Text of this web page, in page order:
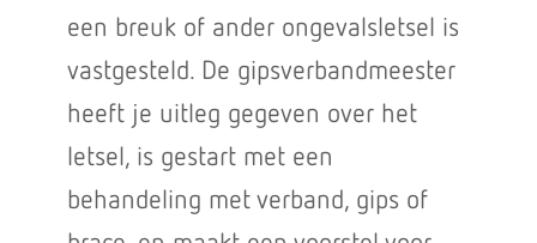
een breuk of ander ongevalsletsel is
vastgesteld. De gipsverbandmeester
heeft je uitleg gegeven over het
letsel, is gestart met een
behandeling met verband, gips of